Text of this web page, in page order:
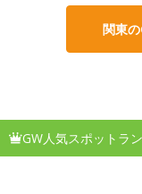
関東
GW人気スポットラ